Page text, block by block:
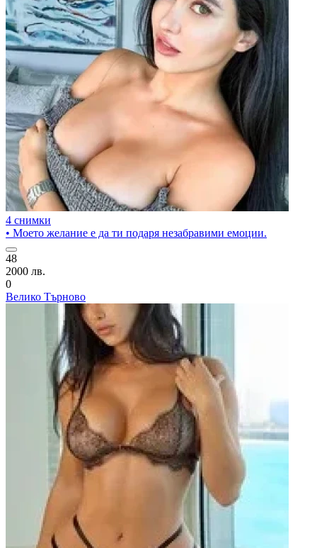
4 снимки
• Моето желание е да ти подаря незабравими емоции.
48
2000 лв.
0
Велико Търново